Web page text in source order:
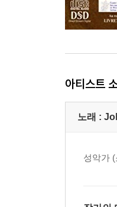
아티스트
노래 :
성악가